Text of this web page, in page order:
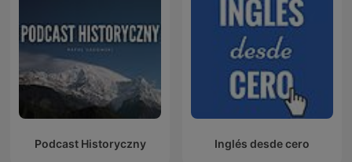
Podcast Historyczny Inglés desde cero